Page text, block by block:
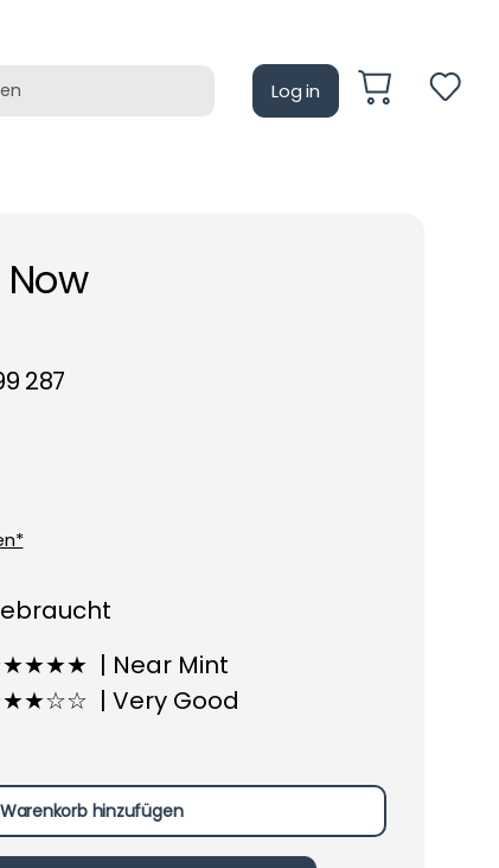
Log in
287
| Near Mint
| Very Good
hinzufügen